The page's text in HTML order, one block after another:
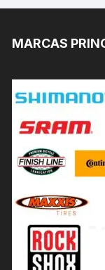
MARCAS